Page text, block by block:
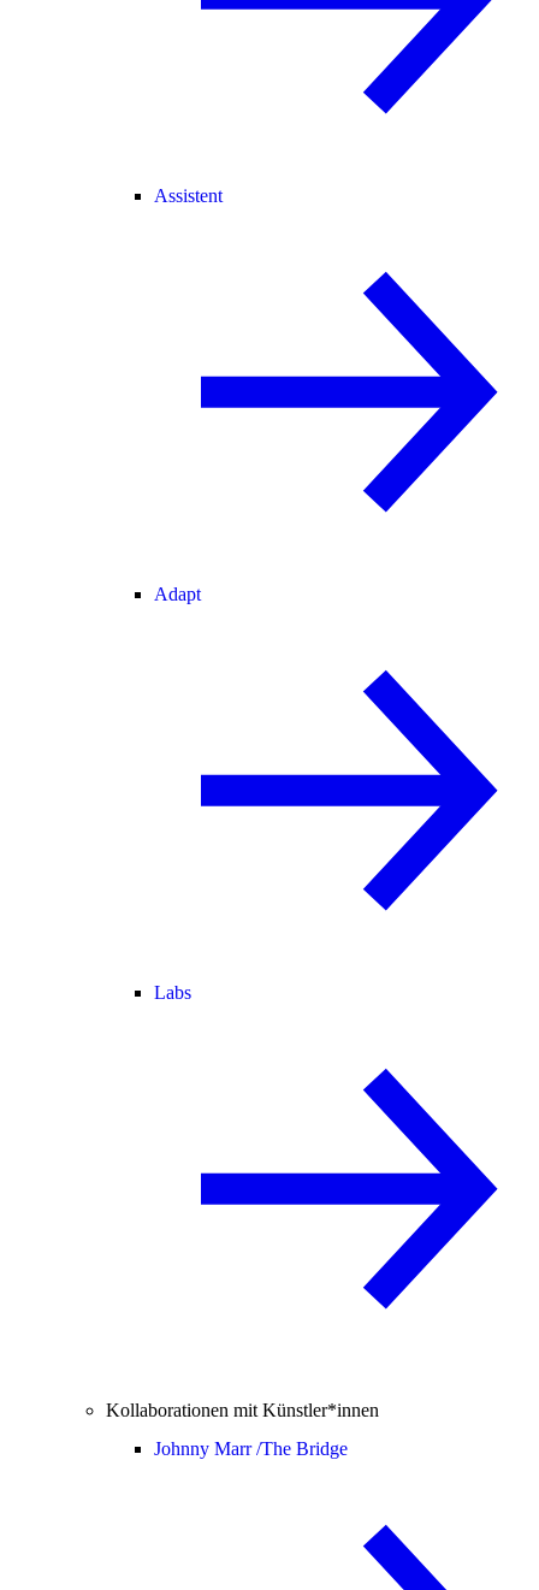
Assistent
Adapt
Labs
Kollaborationen mit Künstler*innen
Johnny Marr /The Bridge